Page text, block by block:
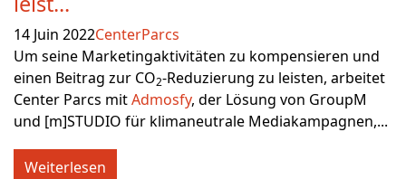
14 Juin 2022CenterParcs
Um seine Marketingaktivitäten zu kompensieren und
einen Beitrag zur CO2-Reduzierung zu leisten, arbeitet
Center Parcs mitAdmosfy, der Lösung von GroupM
und [m]STUDIO für klimaneutrale Mediakampagnen,...
Weiterlesen